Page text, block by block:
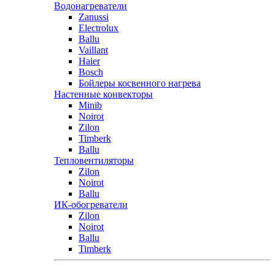
Водонагреватели
Zanussi
Electrolux
Ballu
Vaillant
Haier
Bosch
Бойлеры косвенного нагрева
Настенные конвекторы
Minib
Noirot
Zilon
Timberk
Ballu
Тепловентиляторы
Zilon
Noirot
Ballu
ИК-обогреватели
Zilon
Noirot
Ballu
Timberk